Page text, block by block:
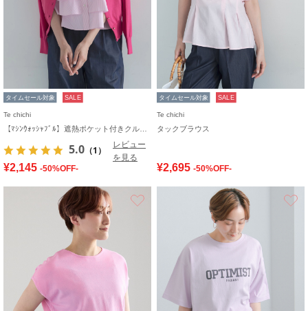
タイムセール対象 SALE
Te chichi
5.0 （1）
レビュー
を見る
¥2,145 -50%OFF-
タイムセール対象 SALE
Te chichi
タックブラウス
¥2,695 -50%OFF-